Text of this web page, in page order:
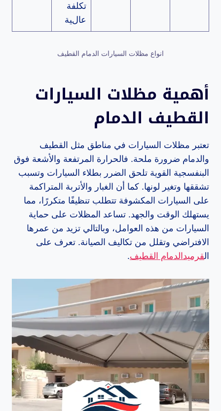
تكلفة
عالية
انواع مظلات السيارات الدمام القطيف
أهمية مظلات السيارات
القطيف الدمام
تعتبر مظلات السيارات في مناطق مثل القطيف
والدمام ضرورة ملحة. فالحرارة المرتفعة والأشعة فوق
البنفسجية القوية تلحق الضرر بطلاء السيارات وتسبب
تشققها وتغير لونها. كما أن الغبار والأتربة المتراكمة
على السيارات المكشوفة تتطلب تنظيفًا متكررًا، مما
يستهلك الوقت والجهد. تساعد المظلات على حماية
السيارات من هذه العوامل، وبالتالي تزيد من عمرها
الافتراضي وتقلل من تكاليف الصيانة. تعرف على
القرميدالدمام القطيف.